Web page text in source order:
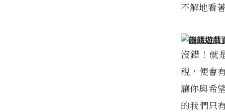
不解地看
沒錯！就
稅，便會
讓你與希
的我們只